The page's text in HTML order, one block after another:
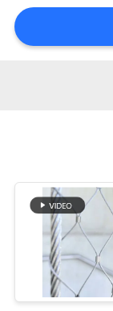
एक
साइटमैप
गोपनीयता